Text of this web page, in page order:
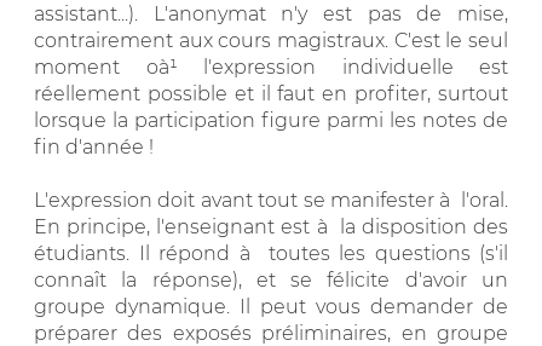
assistant...). L'anonymat n'y est pas de mise,
contrairement aux cours magistraux. C'est le seul
moment oà¹ l'expression individuelle est
réellement possible et il faut en profiter, surtout
lorsque la participation figure parmi les notes de
fin d'année !
L'expression doit avant tout se manifester à l'oral.
En principe, l'enseignant est à la disposition des
étudiants. Il répond à toutes les questions (s'il
connaît la réponse), et se félicite d'avoir un
groupe dynamique. Il peut vous demander de
préparer des exposés préliminaires, en groupe